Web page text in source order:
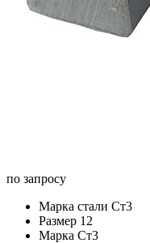
по запросу
Марка стали Ст3
Размер 12
Марка Ст3